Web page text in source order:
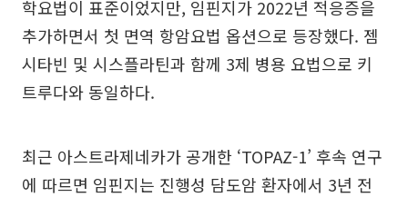
학요법이 표준이었지만, 임핀지가 2022년 적응증을
추가하면서 첫 면역 항암요법 옵션으로 등장했다. 젬
시타빈 및 시스플라틴과 함께 3제 병용 요법으로 키
트루다와 동일하다.
최근 아스트라제네카가 공개한 ‘TOPAZ-1’ 후속 연구
에 따르면 임핀지는 진행성 담도암 환자에서 3년 전